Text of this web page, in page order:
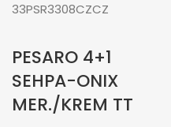
33PSR3308CZCZ
PESARO 4+1
SEHPA-ONIX
MER./KREM TT